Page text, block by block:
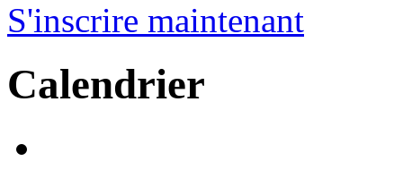
S'inscrire maintenant
Calendrier